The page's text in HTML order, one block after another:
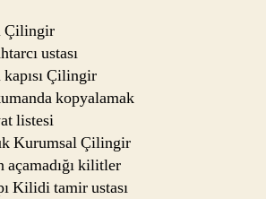
Çilingir
ustası
Çilingir
kopyalamak
listesi
Kurumsal Çilingir
açamadığı kilitler
Kilidi tamir ustası